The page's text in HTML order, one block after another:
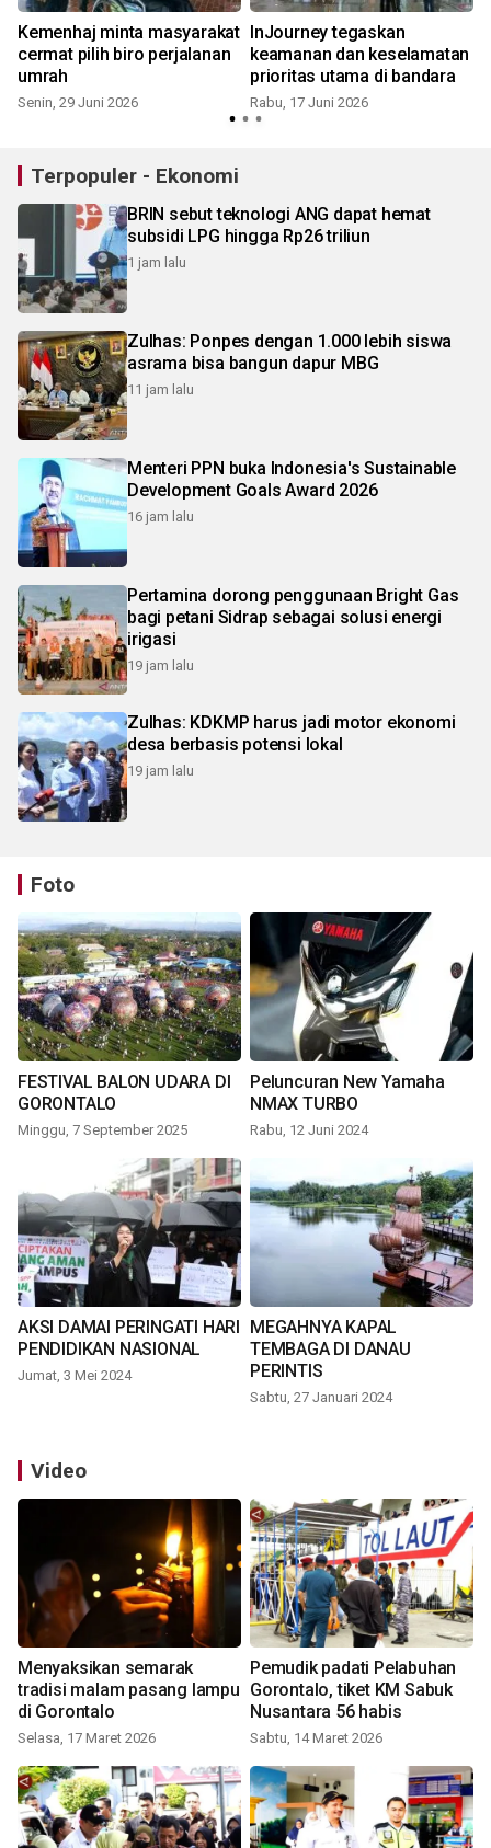
Kemenhaj minta masyarakat
cermat pilih biro perjalanan
umrah
Senin, 29 Juni 2026
InJourney tegaskan
keamanan dan keselamatan
prioritas utama di bandara
Rabu, 17 Juni 2026
Terpopuler - Ekonomi
BRIN sebut teknologi ANG dapat hemat
subsidi LPG hingga Rp26 triliun
1 jam lalu
Zulhas: Ponpes dengan 1.000 lebih siswa
asrama bisa bangun dapur MBG
11 jam lalu
Menteri PPN buka Indonesia's Sustainable
Development Goals Award 2026
16 jam lalu
Pertamina dorong penggunaan Bright Gas
bagi petani Sidrap sebagai solusi energi
irigasi
19 jam lalu
Zulhas: KDKMP harus jadi motor ekonomi
desa berbasis potensi lokal
19 jam lalu
Foto
FESTIVAL BALON UDARA DI
GORONTALO
Minggu, 7 September 2025
Peluncuran New Yamaha
NMAX TURBO
Rabu, 12 Juni 2024
AKSI DAMAI PERINGATI HARI
PENDIDIKAN NASIONAL
Jumat, 3 Mei 2024
MEGAHNYA KAPAL
TEMBAGA DI DANAU
PERINTIS
Sabtu, 27 Januari 2024
Video
Menyaksikan semarak
tradisi malam pasang lampu
di Gorontalo
Selasa, 17 Maret 2026
Pemudik padati Pelabuhan
Gorontalo, tiket KM Sabuk
Nusantara 56 habis
Sabtu, 14 Maret 2026